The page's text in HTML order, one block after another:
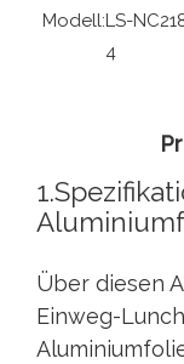
Modell:LS-
4
Über diesen
Einweg-